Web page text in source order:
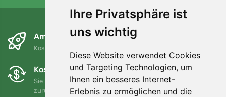
Ihre Privatsphäre ist
uns wichtig
Diese Website verwendet Cookies
und Targeting Technologien, um
Ihnen ein besseres Internet-
Erlebnis zu ermöglichen und die
Am nächsten Tag und kostenlos
Kostenloser Versand für Bestellungen über 80 EUR
Kostenloser Umtausch und Rückgabe
Sie können Ihre Bestellung jederzeit innerhalb von 90 Tagen
zurückgeben oder umtauschen.